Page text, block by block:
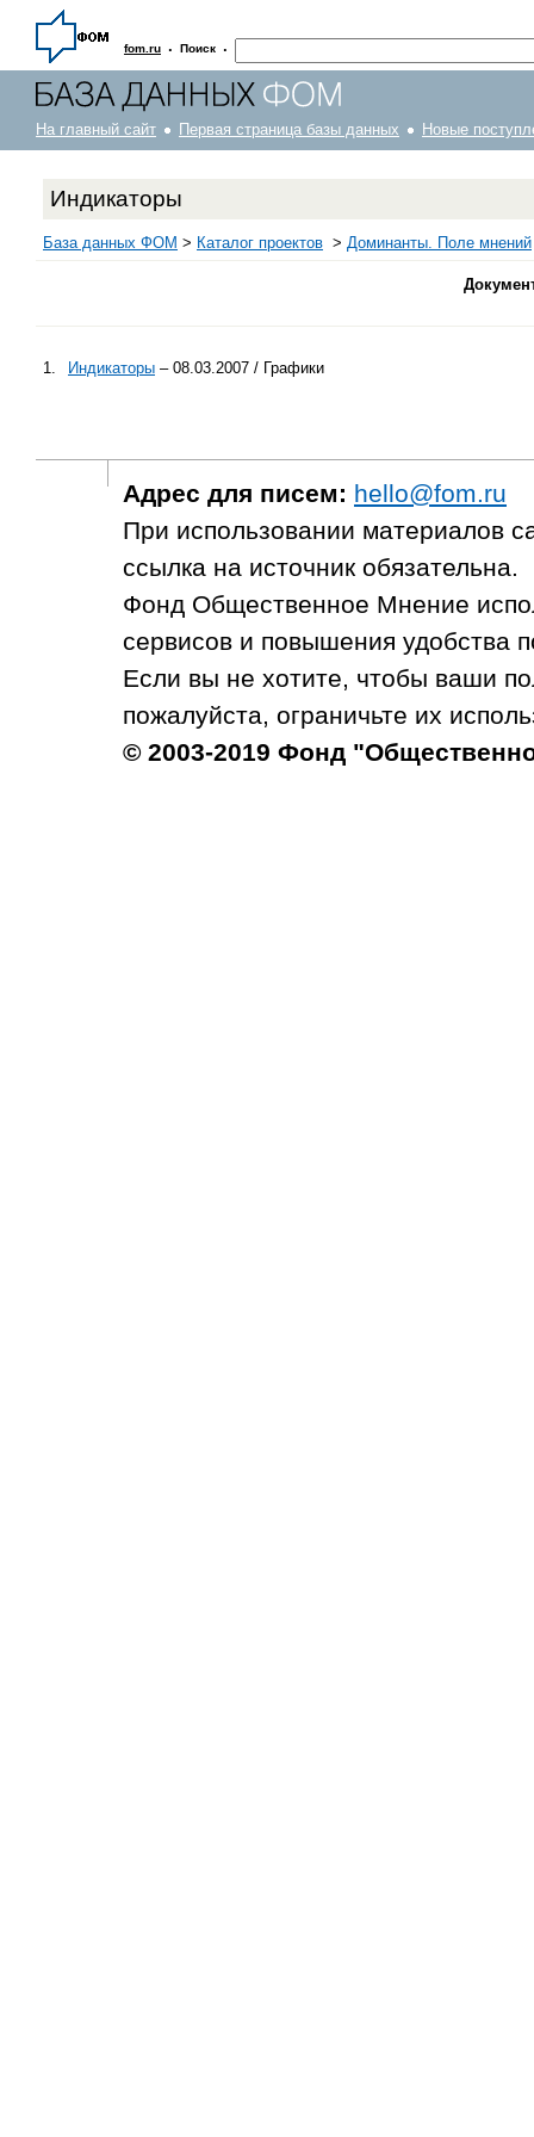
fom.ru · Поиск ·
На главный сайт Первая страница базы данных Новые
Индикаторы
База данных ФОМ > Каталог проектов > Доминанты. Поле мнений
1. Индикаторы – 08.03.2007 / Графики
Адрес для писем: hello@fom.ru
При использовании материалов
ссылка на источник обязательна.
Фонд Общественное Мнение
сервисов и повышения удобства
Если вы не хотите, чтобы ваши
пожалуйста, ограничьте их
© 2003-2019 Фонд